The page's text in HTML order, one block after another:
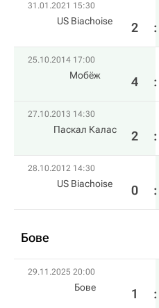
31.01.2021 15:30
US Biachoise 2 :
25.10.2014 17:00
Мобёж 4 :
27.10.2013 14:30
Паскал Калас 2 :
28.10.2012 14:30
US Biachoise 0 :
Бове
29.11.2025 20:00
Бове 1 :